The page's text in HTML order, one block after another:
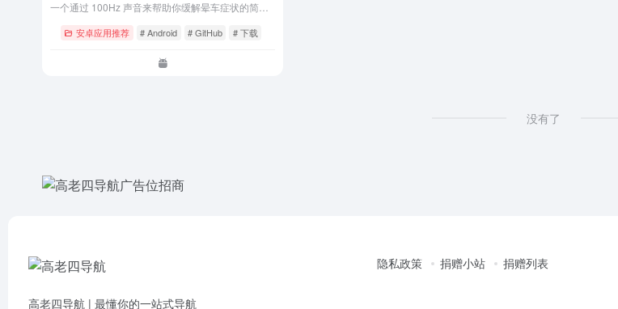
安卓应用推荐 # Android # GitHub # 下载
没有了
高老四导航 | 最懂你的一站式导航
隐私政策 捐赠小站 捐赠列表